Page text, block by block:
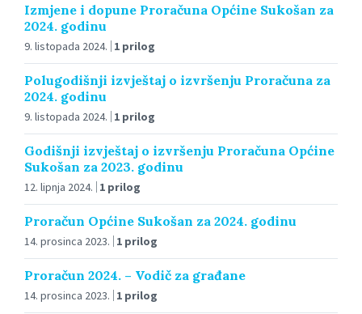
Izmjene i dopune Proračuna Općine Sukošan za
2024. godinu
9. listopada 2024. 1 prilog
Polugodišnji izvještaj o izvršenju Proračuna za
2024. godinu
9. listopada 2024. 1 prilog
Godišnji izvještaj o izvršenju Proračuna Općine
Sukošan za 2023. godinu
12. lipnja 2024. 1 prilog
Proračun Općine Sukošan za 2024. godinu
14. prosinca 2023. 1 prilog
Proračun 2024. – Vodič za građane
14. prosinca 2023. 1 prilog